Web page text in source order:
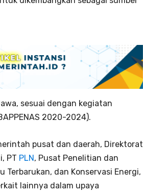
sesuai dengan kegiatan
2020-2024).
pusat dan daerah, Direktorat
PT PLN , Pusat Penelitian dan
Terbarukan, dan Konservasi Energi,
lainnya dalam upaya